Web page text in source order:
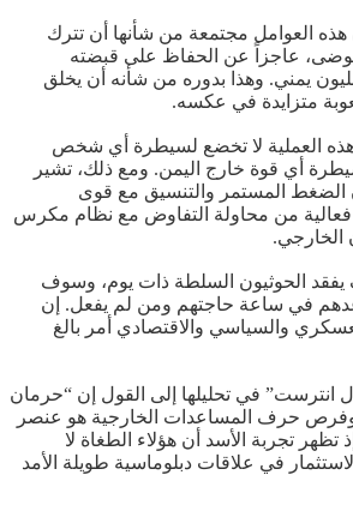
العوامل مجتمعة من شأنها أن تترك
عاجزاً عن الحفاظ على قبضته
يمني. وهذا بدوره من شأنه أن يخلق
متزايدة في عكسه.
العملية لا تخضع لسيطرة أي شخص
أي قوة خارج اليمن. ومع ذلك، تشير
الضغط المستمر والتنسيق مع قوى
فعالية من محاولة التفاوض مع نظام مكرس
الخارجي.
يفقد الحوثيون السلطة ذات يوم، وسوف
في ساعة حاجتهم ومن لم يفعل. إن
والسياسي والاقتصادي أمر بالغ
انترست” في تحليلها إلى القول إن “حرمان
وفرص حرف المساعدات الخارجية هو عنصر
تجربة الأسد أن هؤلاء الطغاة لا
في علاقات دبلوماسية طويلة الأمد